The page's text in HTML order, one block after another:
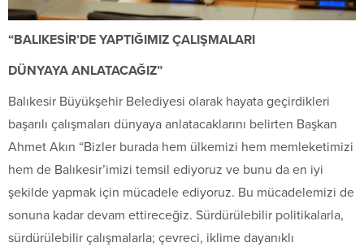
“BALIKESİR’DE YAPTIĞIMIZ ÇALIŞMALARI
DÜNYAYA ANLATACAĞIZ”
Balıkesir Büyükşehir Belediyesi olarak hayata geçirdikleri
başarılı çalışmaları dünyaya anlatacaklarını belirten Başkan
Ahmet Akın “Bizler burada hem ülkemizi hem memleketimizi
hem de Balıkesir’imizi temsil ediyoruz ve bunu da en iyi
şekilde yapmak için mücadele ediyoruz. Bu mücadelemizi de
sonuna kadar devam ettireceğiz. Sürdürülebilir politikalarla,
sürdürülebilir çalışmalarla; çevreci, iklime dayanıklı